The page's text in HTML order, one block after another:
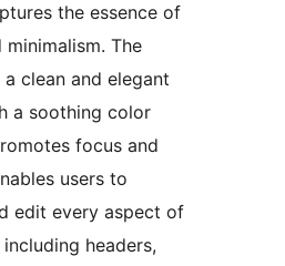
the essence of
The
clean and elegant
a soothing color
focus and
users to
edit every aspect of
headers,